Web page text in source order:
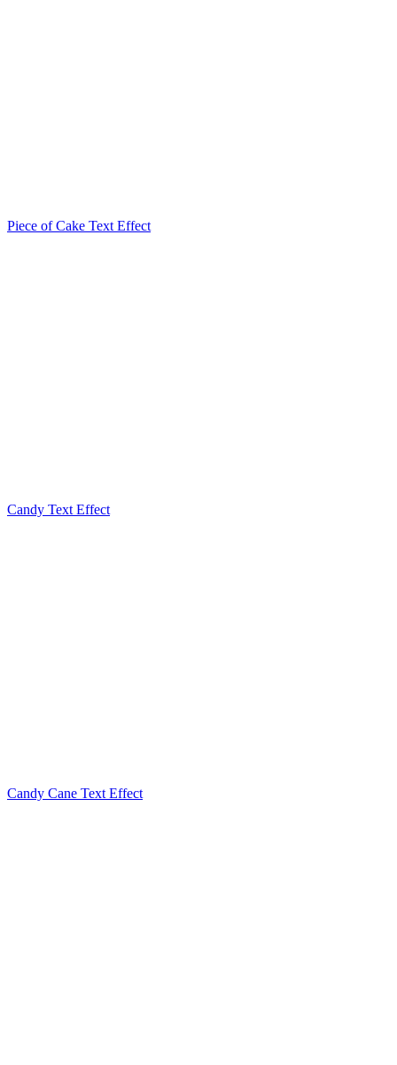
Piece of Cake Text Effect
Candy Text Effect
Candy Cane Text Effect